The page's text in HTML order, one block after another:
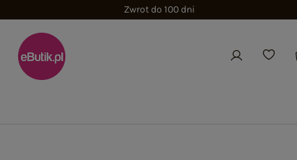
Zwrot do 100 dni